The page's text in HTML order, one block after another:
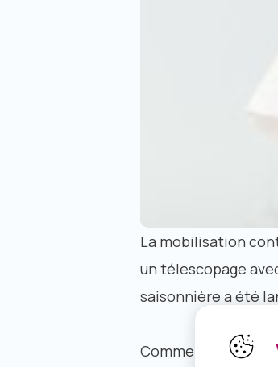
La mobilisation
un télescopage
saisonnière a été
Comme chaque